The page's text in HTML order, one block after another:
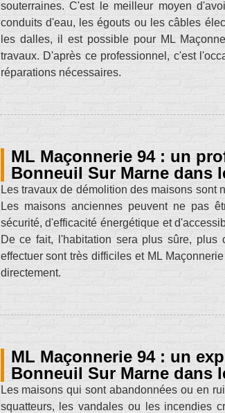
souterraines. C'est le meilleur moyen
conduits d'eau, les égouts ou les câbles
les dalles, il est possible pour ML
travaux. D'après ce professionnel, c'est
réparations nécessaires.
ML Maçonnerie 94 : un
Bonneuil Sur Marne dans
Les travaux de démolition des maisons sont
Les maisons anciennes peuvent ne pas
sécurité, d'efficacité énergétique et
De ce fait, l'habitation sera plus sûre, plus
effectuer sont très difficiles et ML
directement.
ML Maçonnerie 94 : un
Bonneuil Sur Marne dans
Les maisons qui sont abandonnées ou en
squatteurs, les vandales ou les incendies